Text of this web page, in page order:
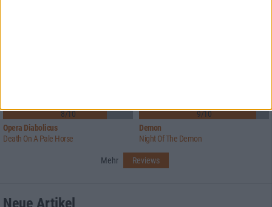
8/10
Opera Diabolicus
Death On A Pale Horse
9/10
Demon
Night Of The Demon
Mehr Reviews